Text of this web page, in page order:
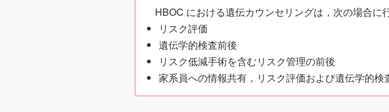
HBOC における遺伝カウンセリングは，次の場合に
リスク評価
遺伝学的検査前後
リスク低減手術を含むリスク管理の前後
家系員への情報共有，リスク評価および遺伝学的検